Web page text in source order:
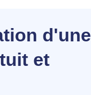
d'une
et